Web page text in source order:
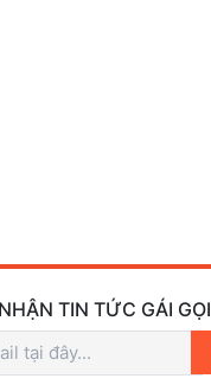
TIN TỨC GÁI GỌI